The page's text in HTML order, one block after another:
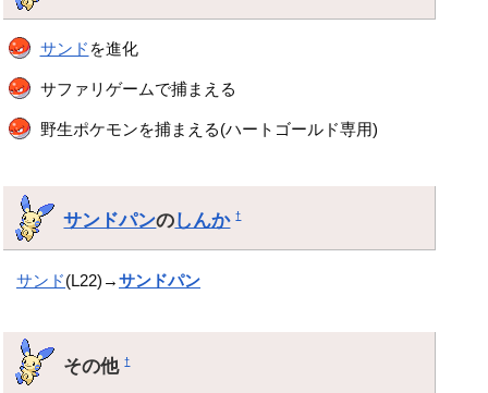
サンド を進化
サファリゲームで捕まえる
野生ポケモンを捕まえる(ハートゴールド専用)
サンドパンのしんか †
サンド(L22)→サンドパン
その他†